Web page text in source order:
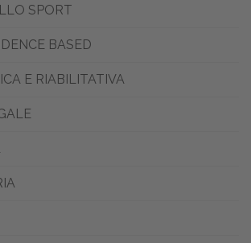
SPORT
BASED
E RIABILITATIVA